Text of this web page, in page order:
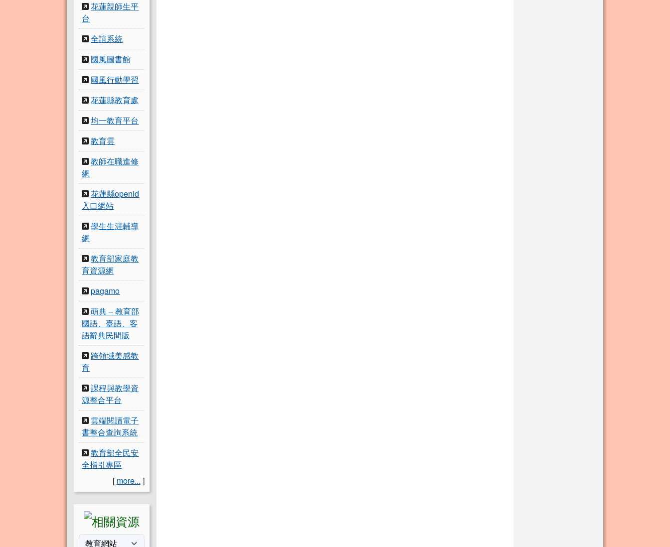
花蓮親師生平
台
全誼系統
國風圖書館
國風行動學習
花蓮縣教育處
均一教育平台
教育雲
教師在職進修
網
花蓮縣openid
入口網站
學生生涯輔導
網
教育部家庭教
育資源網
pagamo
萌典 – 教育部
國語、臺語、客
語辭典民間版
跨領域美感教
育
課程與教學資
源整合平台
雲端閱讀電子
書整合查詢系統
教育部全民安
全指引專區
[ more... ]